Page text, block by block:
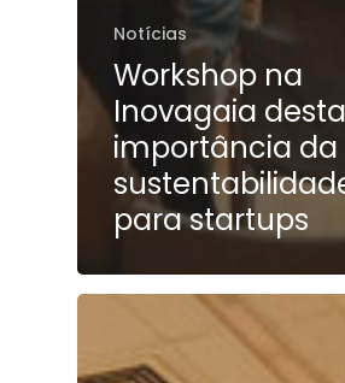
Notícias
Workshop na
Inovagaia
importância da
para startups